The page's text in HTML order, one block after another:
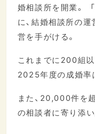
婚相談所を開業。
に、結婚相談所の
営を手がける。
これまでに200組以
2025年度の成婚率
また、20,000件を
の相談者に寄り添い